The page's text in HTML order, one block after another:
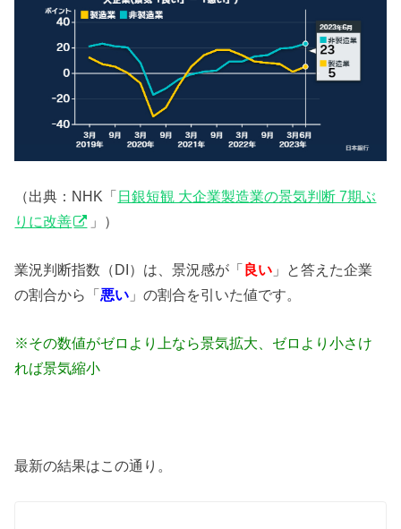
（出典：NHK「日銀短観 大企業製造業の景気判断 7期ぶ
りに改善
」）
業況判断指数（DI）は、景況感が「良い 」と答えた企業
の割合から「悪い 」の割合を引いた値です。
※その数値がゼロより上なら景気拡大、ゼロより小さけ
れば景気縮小
最新の結果はこの通り。